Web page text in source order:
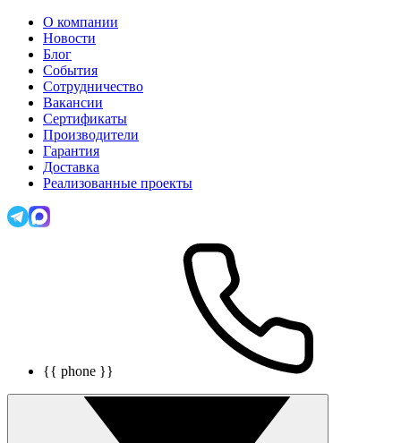
О компании
Новости
Блог
События
Сотрудничество
Вакансии
Сертификаты
Производители
Гарантия
Доставка
Реализованные проекты
{{ phone }}